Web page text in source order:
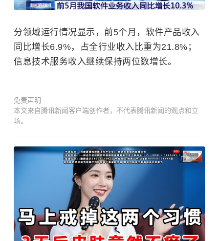
分领域运行情况显示，前5个月，软件产品收入
同比增长6.9%，占全行业收入比重为21.8%；
信息技术服务收入继续保持两位数增长。
免责声明
本文来自腾讯新闻客户端创作者，不代表腾讯新闻的观点和立
场。
广告